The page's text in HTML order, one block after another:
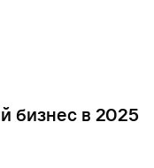
бизнес в 2025